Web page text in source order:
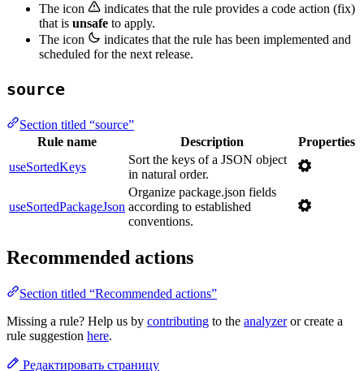
The icon
indicates that the rule provides a code action (fix)
that is unsafe to apply.
The icon
indicates that the rule has been implemented and
scheduled for the next release.
source
Section titled “source”
Rule name
Description
Properties
useSortedKeys
Sort the keys of a JSON object
in natural order.
useSortedPackageJson
Organize package.json fields
according to established
conventions.
Recommended actions
Section titled “Recommended actions”
Missing a rule? Help us by contributing to the analyzeror create a
rule suggestion here.
Редактировать страницу